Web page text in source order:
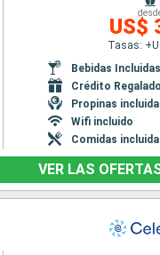
US$
Tasas:
Bebidas
Crédito
Propinas
Wifi incluido
Comidas
VER LAS